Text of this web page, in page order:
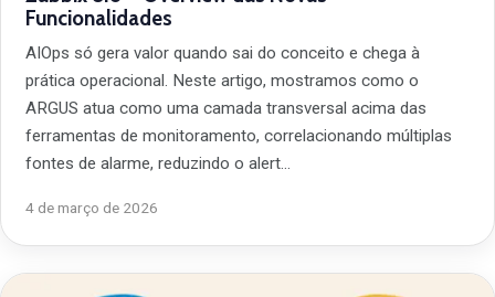
Funcionalidades
AIOps só gera valor quando sai do conceito e chega à
prática operacional. Neste artigo, mostramos como o
ARGUS atua como uma camada transversal acima das
ferramentas de monitoramento, correlacionando múltiplas
fontes de alarme, reduzindo o alert…
4 de março de 2026